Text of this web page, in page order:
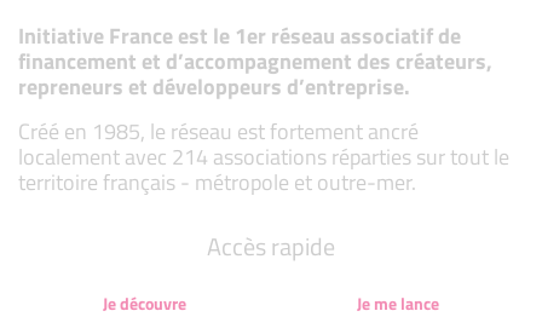
Initiative France est le 1er réseau associatif de
financement et d’accompagnement des créateurs,
repreneurs et développeurs d’entreprise.
Créé en 1985, le réseau est fortement ancré
localement avec 214 associations réparties sur tout le
territoire français - métropole et outre-mer.
Accès rapide
Je découvre
Je me lance